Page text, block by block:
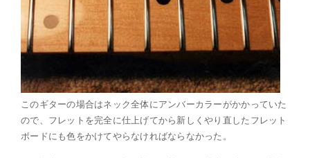
このギターの場合はネック全体にアンバーカラーがかかっていた
ので、フレットを完全に仕上げてから新しくやり直したフレット
ボードにも色をかけてやらなければならなかった。